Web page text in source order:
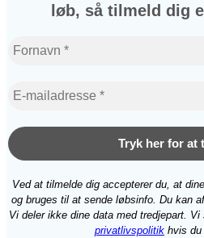
løb, så tilmeld dig
Ved at tilmelde dig accepterer du, at
og bruges til at sende løbsinfo. Du kan
Vi deler ikke dine data med tredjepart.
privatlivspolitik hvis du